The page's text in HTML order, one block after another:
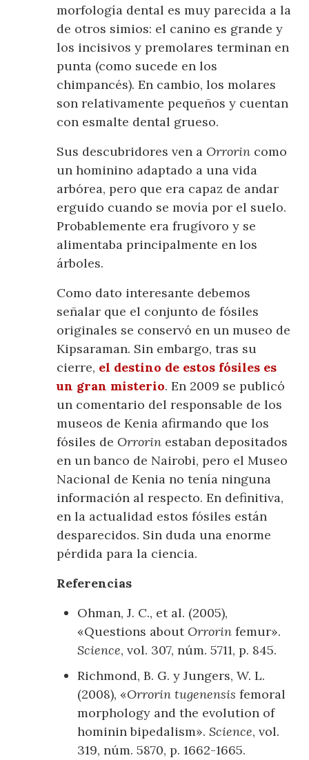
morfología dental es muy parecida a la
de otros simios: el canino es grande y
los incisivos y premolares terminan en
punta (como sucede en los
chimpancés). En cambio, los molares
son relativamente pequeños y cuentan
con esmalte dental grueso.
Sus descubridores ven a Orrorin como
un hominino adaptado a una vida
arbórea, pero que era capaz de andar
erguido cuando se movía por el suelo.
Probablemente era frugívoro y se
alimentaba principalmente en los
árboles.
Como dato interesante debemos
señalar que el conjunto de fósiles
originales se conservó en un museo de
Kipsaraman. Sin embargo, tras su
cierre, el destino de estos fósiles es
un gran misterio. En 2009 se publicó
un comentario del responsable de los
museos de Kenia afirmando que los
fósiles de Orrorin estaban depositados
en un banco de Nairobi, pero el Museo
Nacional de Kenia no tenía ninguna
información al respecto. En definitiva,
en la actualidad estos fósiles están
desparecidos. Sin duda una enorme
pérdida para la ciencia.
Referencias
Ohman, J. C., et al. (2005),
«Questions about Orrorin femur».
Science, vol. 307, núm. 5711, p. 845.
Richmond, B. G. y Jungers, W. L.
(2008), «Orrorin tugenensis femoral
morphology and the evolution of
hominin bipedalism».Science, vol.
319, núm. 5870, p. 1662-1665.